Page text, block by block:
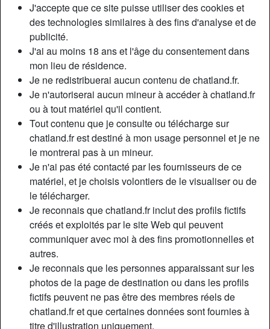
J'accepte que ce site puisse utiliser des cookies et
des technologies similaires à des fins d'analyse et de
publicité.
J'ai au moins 18 ans et l'âge du consentement dans
mon lieu de résidence.
Je ne redistribuerai aucun contenu de chatland.fr.
Je n'autoriserai aucun mineur à accéder à chatland.fr
ou à tout matériel qu'il contient.
Tout contenu que je consulte ou télécharge sur
chatland.fr est destiné à mon usage personnel et je ne
le montrerai pas à un mineur.
Je n'ai pas été contacté par les fournisseurs de ce
matériel, et je choisis volontiers de le visualiser ou de
le télécharger.
Je reconnais que chatland.fr inclut des profils fictifs
créés et exploités par le site Web qui peuvent
communiquer avec moi à des fins promotionnelles et
autres.
Je reconnais que les personnes apparaissant sur les
photos de la page de destination ou dans les profils
fictifs peuvent ne pas être des membres réels de
chatland.fr et que certaines données sont fournies à
titre d'illustration uniquement.
Département:
Finistère
Sexe:
Femme
Sexualité:
Relation:
Couleur des cheveux:
Brunette
Couleur des yeux:
Bleu
Taille:
Poids:
48 Kg
Épilé(e):
Oui
Fumeur(euse):
Description
Bonjour, moi c’est Myriam, je recherche un homme
vraiment mur à partir de 45 ans, qui partagerait ma passion
pour l’exib. Je pratique les massages nudistes ou plaisir…
avec des doigts de fée….je ne cherche pas de relation,
juste a prendre du plaisir à deux.
Cherche
Homme, Hétéro